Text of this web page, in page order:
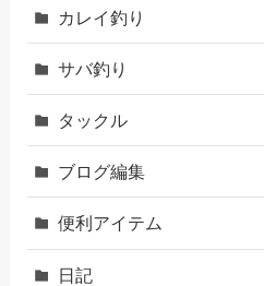
カレイ釣り
サバ釣り
タックル
ブログ編集
便利アイテム
日記